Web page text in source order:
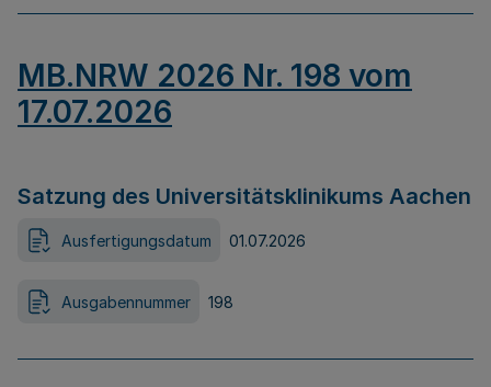
MB.NRW 2026 Nr. 198 vom
17.07.2026
Satzung des Universitätsklinikums Aachen
Ausfertigungsdatum 01.07.2026
Ausgabennummer 198